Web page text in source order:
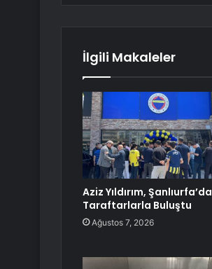
İlgili Makaleler
Aziz Yıldırım, Şanlıurfa’da
Taraftarlarla Buluştu
Ağustos 7, 2026